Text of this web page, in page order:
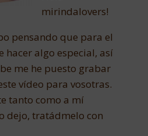
mirindalovers!
pensando que para el
hacer algo especial, así
me he puesto grabar
vídeo para vosotras.
tanto como a mí
dejo, tratádmelo con